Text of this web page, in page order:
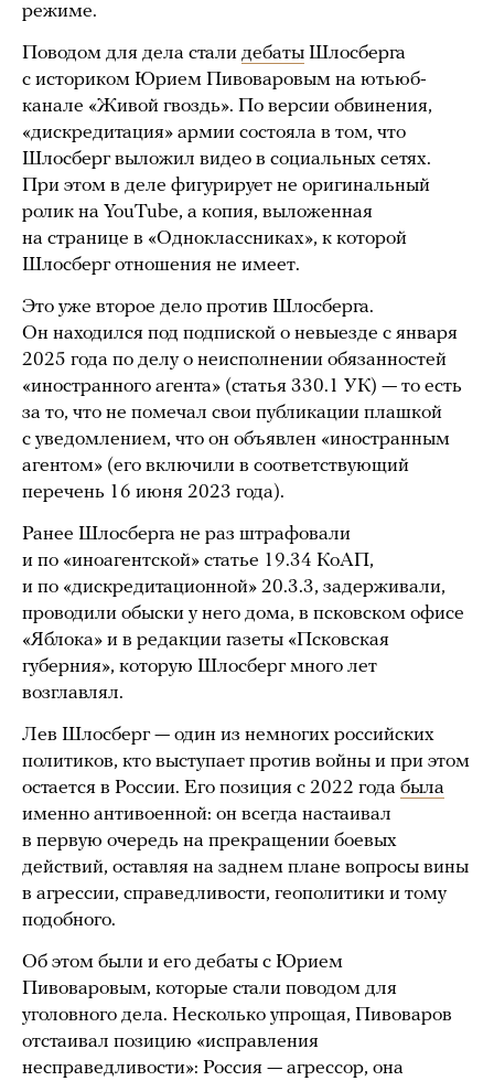
режиме.
Поводом для дела стали дебаты Шлосберга
с историком Юрием Пивоваровым на ютьюб-
канале «Живой гвоздь». По версии обвинения,
«дискредитация» армии состояла в том, что
Шлосберг выложил видео в социальных сетях.
При этом в деле фигурирует не оригинальный
ролик на YouTube, а копия, выложенная
на странице в «Одноклассниках», к которой
Шлосберг отношения не имеет.
Это уже второе дело против Шлосберга.
Он находился под подпиской о невыезде с января
2025 года по делу о неисполнении обязанностей
«иностранного агента» (статья 330.1 УК) — то есть
за то, что не помечал свои публикации плашкой
с уведомлением, что он объявлен «иностранным
агентом» (его включили в соответствующий
перечень 16 июня 2023 года).
Ранее Шлосберга не раз штрафовали
и по «иноагентской» статье 19.34 КоАП,
и по «дискредитационной» 20.3.3, задерживали,
проводили обыски у него дома, в псковском офисе
«Яблока» и в редакции газеты «Псковская
губерния», которую Шлосберг много лет
возглавлял.
Лев Шлосберг — один из немногих российских
политиков, кто выступает против войны и при этом
остается в России. Его позиция с 2022 года была
именно антивоенной: он всегда настаивал
в первую очередь на прекращении боевых
действий, оставляя на заднем плане вопросы вины
в агрессии, справедливости, геополитики и тому
подобного.
Об этом были и его дебаты с Юрием
Пивоваровым, которые стали поводом для
уголовного дела. Несколько упрощая, Пивоваров
отстаивал позицию «исправления
несправедливости»: Россия — агрессор, она